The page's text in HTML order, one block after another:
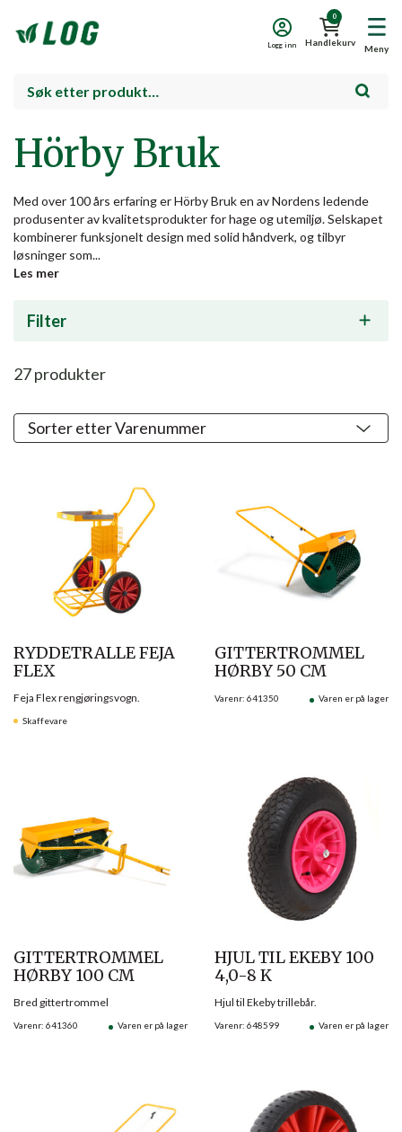
Meny
0
Handlekurv
Logg inn
Hörby Bruk
Med over 100 års erfaring er Hörby Bruk en av Nordens ledende
produsenter av kvalitetsprodukter for hage og utemiljø. Selskapet
kombinerer funksjonelt design med solid håndverk, og tilbyr
løsninger som...
Les mer
Filter
27produkter
RYDDETRALLE FEJA
FLEX
Skaffevare
Feja Flex rengjøringsvogn.
GITTERTROMMEL
HØRBY 50 CM
Varenr: 641350 Varen er på lager
GITTERTROMMEL
HØRBY 100 CM
Varenr: 641360 Varen er på lager
Bred gittertrommel
HJUL TIL EKEBY 100
4,0-8 K
Varenr: 648599 Varen er på lager
Hjul til Ekeby trillebår.